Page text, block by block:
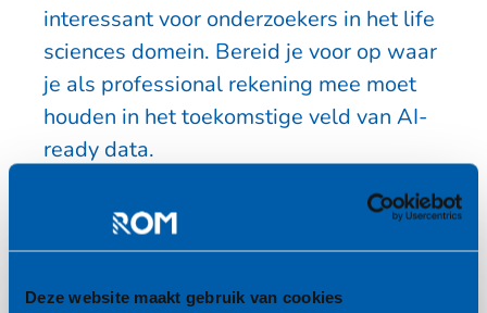
Deze website maakt gebruik van cookies
interessant voor onderzoekers in het life
sciences domein. Bereid je voor op waar
je als professional rekening mee moet
houden in het toekomstige veld van AI-
ready data.
12:00 - 17:00
SURF Utrecht (zaal 3.5 & 3.3)